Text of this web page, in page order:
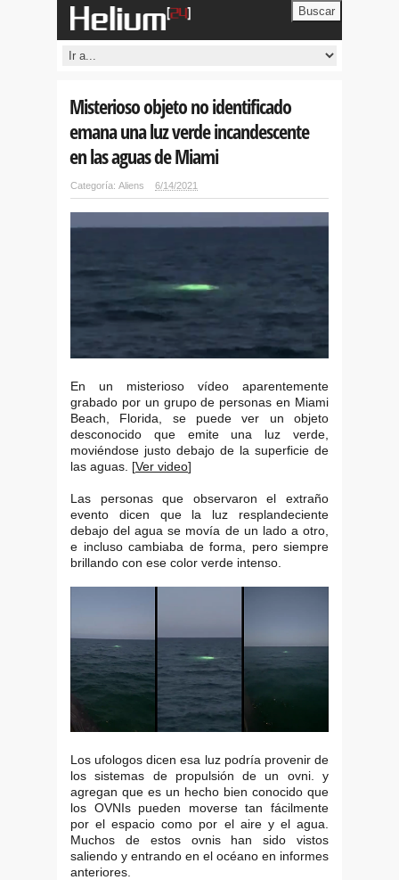
Buscar
Misterioso objeto no identificado
emana una luz verde incandescente
en las aguas de Miami
Categoría: Aliens 6/14/2021
En un misterioso vídeo aparentemente
grabado por un grupo de personas en Miami
Beach, Florida, se puede ver un objeto
desconocido que emite una luz verde,
moviéndose justo debajo de la superficie de
las aguas. [Ver video]
Las personas que observaron el extraño
evento dicen que la luz resplandeciente
debajo del agua se movía de un lado a otro,
e incluso cambiaba de forma, pero siempre
brillando con ese color verde intenso.
Los ufologos dicen esa luz podría provenir de
los sistemas de propulsión de un ovni. y
agregan que es un hecho bien conocido que
los OVNIs pueden moverse tan fácilmente
por el espacio como por el aire y el agua.
Muchos de estos ovnis han sido vistos
saliendo y entrando en el océano en informes
anteriores.